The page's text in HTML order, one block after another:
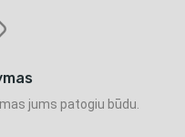
jums patogiu būdu.